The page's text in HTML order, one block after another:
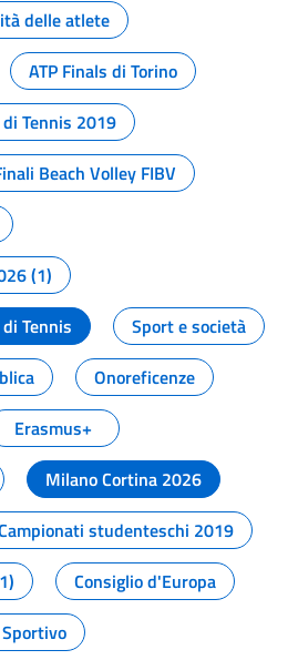
delle atlete
ATP Finals di Torino
Tennis 2019
Beach Volley FIBV
(1)
Tennis
Sport e società
Onoreficenze
Erasmus+
Milano Cortina 2026
studenteschi 2019
Consiglio d'Europa